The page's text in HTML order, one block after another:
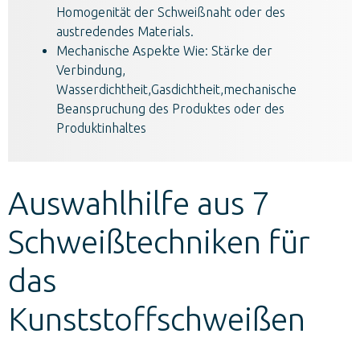
Homogenität der Schweißnaht oder des
austredendes Materials.
Mechanische Aspekte Wie: Stärke der
Verbindung,
Wasserdichtheit,Gasdichtheit,mechanische
Beanspruchung des Produktes oder des
Produktinhaltes
Auswahlhilfe aus 7
Schweißtechniken für
das
Kunststoffschweißen